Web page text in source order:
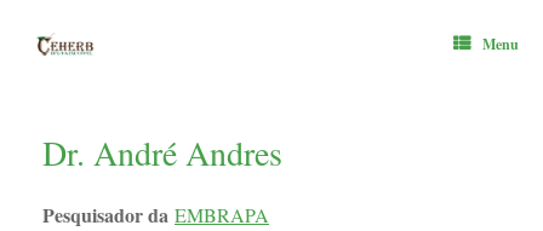
content
Menu
Dr. André Andres
Pesquisador da EMBRAPA